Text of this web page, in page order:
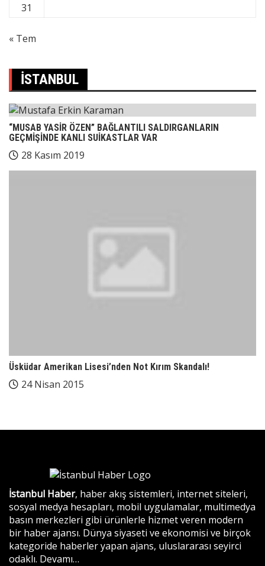
31
« Tem
İSTANBUL
“MUSAB YASİR ÖZEN” BAĞLANTILI SALDIRGANLARIN
GEÇMİŞİNDE KANLI SUİKASTLAR VAR
28 Kasım 2019
Üsküdar Amerikan Lisesi’nden Not Kırım Skandalı!
24 Nisan 2015
İstanbul Haber, haber akış sistemleri, internet siteleri,
sosyal medya hesapları, mobil uygulamalar, multimedya
basın merkezleri gibi ürünlerle hizmet veren modern
bir haber ajansı. Dünya siyaseti ve ekonomisi ve birçok
kategoride haberler yapan ajans, uluslararası seyirci
odaklı. Devamı…